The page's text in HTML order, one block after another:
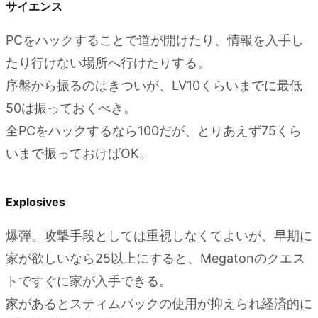
Comprehension
4.0.6.
Master
5.
戦闘
のコ
サイエンス
PCをハックすることで道が開けたり、情報を入手し
たり行けない場所へ行けたりする。
序盤から振るのはきついが、LV10くらいまでに最低
50は振っておくべき。
全PCをハックするなら100だが、とりあえず75くら
いまで振っておけばOK。
Explosives
爆弾。攻撃手段としては重視しなくてよいが、早期に
家が欲しいなら25以上にすると、Megatonのクエス
トですぐに家が入手できる。
家があるとスティムパックの使用が抑えられ経済的に